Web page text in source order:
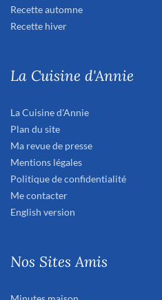
Recette automne
Recette hiver
La Cuisine d'Annie
La Cuisine d'Annie
Plan du site
Ma revue de presse
Mentions légales
Politique de confidentialité
Me contacter
English version
Nos Sites Amis